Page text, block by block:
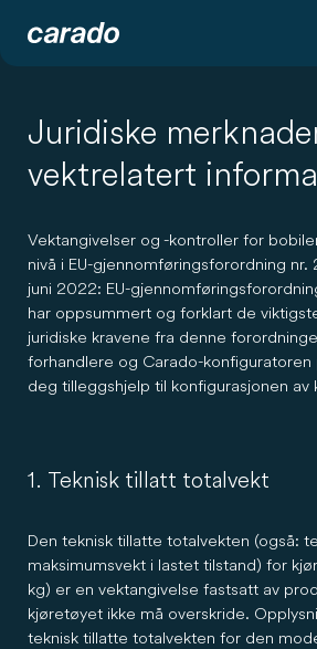
Juridiske
vektrelatert
Vektangivelser og -kontroller for
nivå i EU-gjennomføringsforordning
juni 2022: EU-
har oppsummert og forklart de
juridiske kravene fra denne
forhandlere og Carado-
deg tilleggshjelp til konfigurasjonen
1. Teknisk tillatt totalvekt
Den teknisk tillatte totalvekten (også:
maksimumsvekt i lastet tilstand) for
kg) er en vektangivelse fastsatt av
kjøretøyet ikke må overskride.
teknisk tillatte totalvekten for den